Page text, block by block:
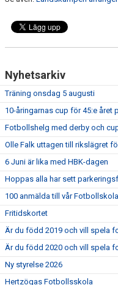
FÖRENINGSDOKUMENT
Nyhetsarkiv
Träning onsdag 5 augusti
10-åringarnas cup för 45:e året
Fotbollshelg med derby och
Olle Falk uttagen till rikslägret
6 Juni är lika med HBK-dagen
Hoppas alla har sett
100 anmälda till vår Fotbollskola
Fritidskortet
Är du född 2019 och vill spela
Är du född 2020 och vill spela
Ny styrelse 2026
Hertzögas Fotbollsskola